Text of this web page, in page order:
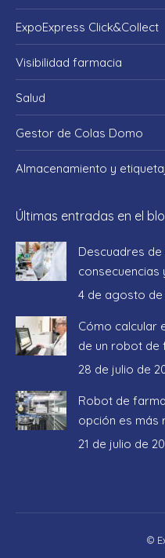
ExpoExpress Click&Collect
Visibilidad farmacia
Salud
Gestor de Colas Domo
Almacenamiento y
Últimas entradas en el
Descuadres
4 de agosto de
Cómo calcular
de un robot de
28 de julio de
Robot de
opción es más
21 de julio de
©